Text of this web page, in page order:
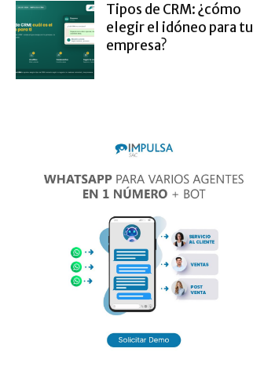
Tipos de CRM: ¿cómo
elegir el idóneo para tu
empresa?